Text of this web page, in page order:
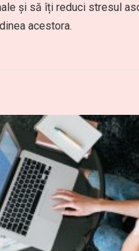
și să îți reduci stresul
acestora.